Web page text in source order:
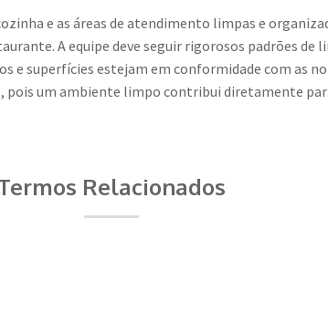
e as áreas de atendimento limpas e
A equipe deve seguir rigorosos padrões de
e superfícies estejam em conformidade com as
pois um ambiente limpo contribui diretamente
Relacionados